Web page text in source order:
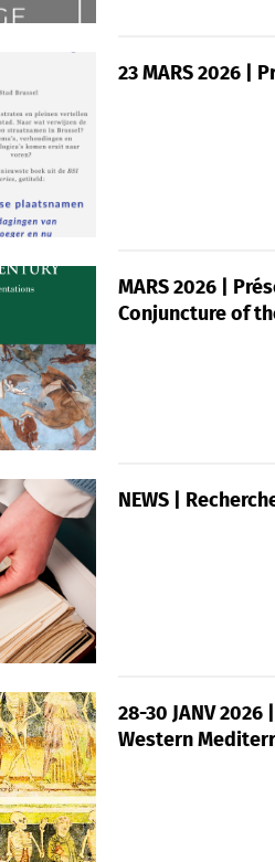
23 MARS 2026 |
MARS 2026 |
Conjuncture of
NEWS |
28-30 JANV
Western